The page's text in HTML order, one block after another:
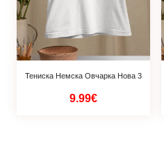
Тениска Немска Овчарка Нова 3
9.99€